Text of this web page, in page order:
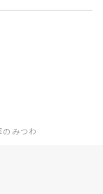
みつわ